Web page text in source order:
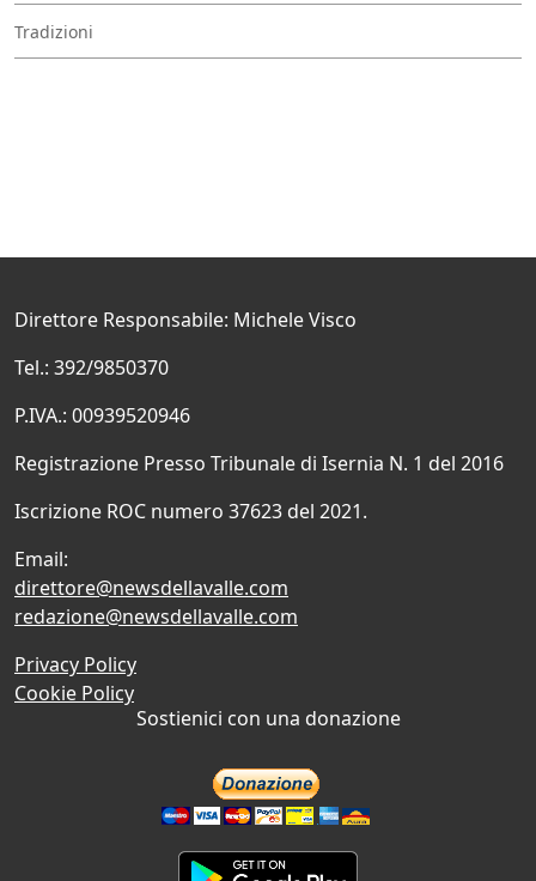
Tradizioni
Direttore Responsabile: Michele Visco
Tel.: 392/9850370
P.IVA.: 00939520946
Registrazione Presso Tribunale di Isernia N. 1 del 2016
Iscrizione ROC numero 37623 del 2021.
Email:
direttore@newsdellavalle.com
redazione@newsdellavalle.com
Privacy Policy
Cookie Policy
Sostienici con una donazione